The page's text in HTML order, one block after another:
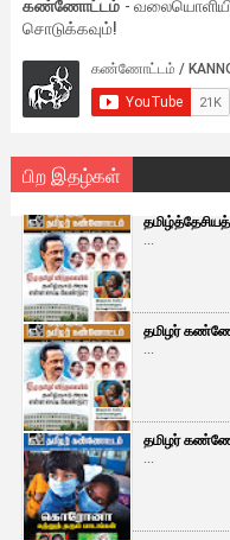
சொடுக்கவும்!
பிற இதழ்கள்
...
தமிழர்
...
தமிழர்
...